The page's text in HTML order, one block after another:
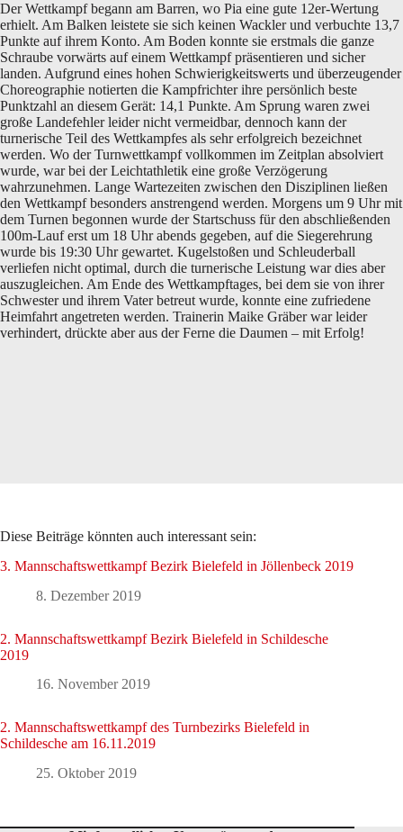
Der Wettkampf begann am Barren, wo Pia eine gute 12er-Wertung
erhielt. Am Balken leistete sie sich keinen Wackler und verbuchte 13,7
Punkte auf ihrem Konto. Am Boden konnte sie erstmals die ganze
Schraube vorwärts auf einem Wettkampf präsentieren und sicher
landen. Aufgrund eines hohen Schwierigkeitswerts und überzeugender
Choreographie notierten die Kampfrichter ihre persönlich beste
Punktzahl an diesem Gerät: 14,1 Punkte. Am Sprung waren zwei
große Landefehler leider nicht vermeidbar, dennoch kann der
turnerische Teil des Wettkampfes als sehr erfolgreich bezeichnet
werden. Wo der Turnwettkampf vollkommen im Zeitplan absolviert
wurde, war bei der Leichtathletik eine große Verzögerung
wahrzunehmen. Lange Wartezeiten zwischen den Disziplinen ließen
den Wettkampf besonders anstrengend werden. Morgens um 9 Uhr mit
dem Turnen begonnen wurde der Startschuss für den abschließenden
100m-Lauf erst um 18 Uhr abends gegeben, auf die Siegerehrung
wurde bis 19:30 Uhr gewartet. Kugelstoßen und Schleuderball
verliefen nicht optimal, durch die turnerische Leistung war dies aber
auszugleichen. Am Ende des Wettkampftages, bei dem sie von ihrer
Schwester und ihrem Vater betreut wurde, konnte eine zufriedene
Heimfahrt angetreten werden. Trainerin Maike Gräber war leider
verhindert, drückte aber aus der Ferne die Daumen – mit Erfolg!
Diese Beiträge könnten auch interessant sein:
3. Mannschaftswettkampf Bezirk Bielefeld in Jöllenbeck 2019
8. Dezember 2019
2. Mannschaftswettkampf Bezirk Bielefeld in Schildesche
2019
16. November 2019
2. Mannschaftswettkampf des Turnbezirks Bielefeld in
Schildesche am 16.11.2019
25. Oktober 2019